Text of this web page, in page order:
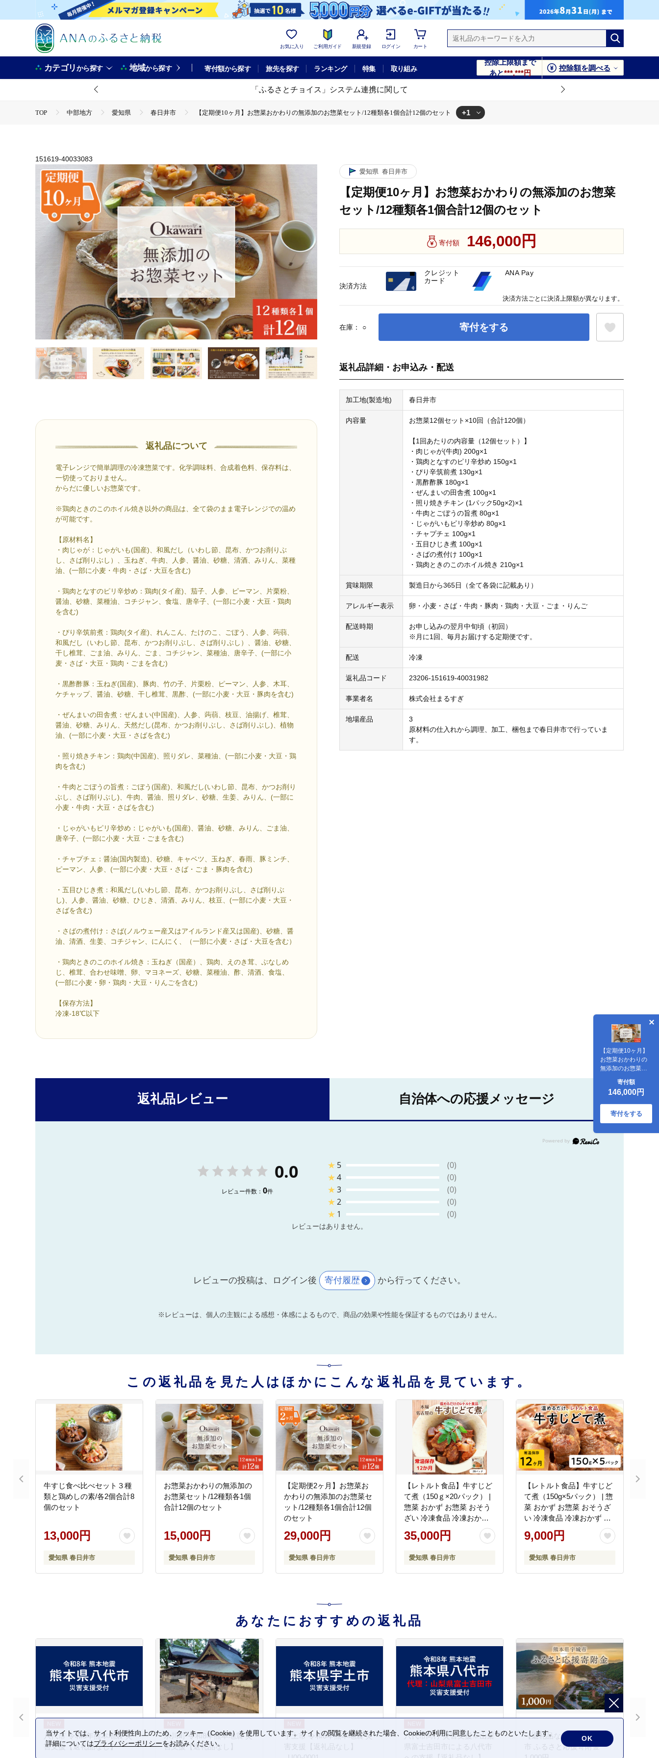
お気に入り ご利用ガイド 新規登録 ログイン カート
カテゴリから探す 地域から探す 寄付額から探す 旅先を探す ランキング 特集 取り組み
控除上限額まで
あと***,***円
控除額を調べる
「ふるさとチョイス」システム連携に関して
TOP 中部地方 愛知県 春日井市 【定期便10ヶ月】お惣菜おかわりの無添加のお惣菜セット/12種類各1個合計12個のセット +1
151619-40033083
返礼品について
電子レンジで簡単調理の冷凍惣菜です。化学調味料、合成着色料、保存料は、
一切使っておりません。
からだに優しいお惣菜です。
※鶏肉ときのこのホイル焼き以外の商品は、全て袋のまま電子レンジでの温め
が可能です。
【原材料名】
・肉じゃが：じゃがいも(国産)、和風だし（いわし節、昆布、かつお削りぶ
し、さば削りぶし）、玉ねぎ、牛肉、人参、醤油、砂糖、清酒、みりん、菜種
油、(一部に小麦・牛肉・さば・大豆を含む)
・鶏肉となすのピリ辛炒め：鶏肉(タイ産)、茄子、人参、ピーマン、片栗粉、
醤油、砂糖、菜種油、コチジャン、食塩、唐辛子、(一部に小麦・大豆・鶏肉
を含む)
・ぴり辛筑前煮：鶏肉(タイ産)、れんこん、たけのこ、ごぼう、人参、蒟蒻、
和風だし（いわし節、昆布、かつお削りぶし、さば削りぶし）、醤油、砂糖、
干し椎茸、ごま油、みりん、ごま、コチジャン、菜種油、唐辛子、(一部に小
麦・さば・大豆・鶏肉・ごまを含む)
・黒酢酢豚：玉ねぎ(国産)、豚肉、竹の子、片栗粉、ピーマン、人参、木耳、
ケチャップ、醤油、砂糖、干し椎茸、黒酢、(一部に小麦・大豆・豚肉を含む)
・ぜんまいの田舎煮：ぜんまい(中国産)、人参、蒟蒻、枝豆、油揚げ、椎茸、
醤油、砂糖、みりん、天然だし(昆布、かつお削りぶし、さば削りぶし)、植物
油、(一部に小麦・大豆・さばを含む)
・照り焼きチキン：鶏肉(中国産)、照りダレ、菜種油、(一部に小麦・大豆・鶏
肉を含む)
・牛肉とごぼうの旨煮：ごぼう(国産)、和風だし(いわし節、昆布、かつお削り
ぶし、さば削りぶし)、牛肉、醤油、照りダレ、砂糖、生姜、みりん、(一部に
小麦・牛肉・大豆・さばを含む)
・じゃがいもピリ辛炒め：じゃがいも(国産)、醤油、砂糖、みりん、ごま油、
唐辛子、(一部に小麦・大豆・ごまを含む)
・チャプチェ：醤油(国内製造)、砂糖、キャベツ、玉ねぎ、春雨、豚ミンチ、
ピーマン、人参、(一部に小麦・大豆・さば・ごま・豚肉を含む)
・五目ひじき煮：和風だし(いわし節、昆布、かつお削りぶし、さば削りぶ
し)、人参、醤油、砂糖、ひじき、清酒、みりん、枝豆、(一部に小麦・大豆・
さばを含む)
・さばの煮付け：さば(ノルウェー産又はアイルランド産又は国産)、砂糖、醤
油、清酒、生姜、コチジャン、にんにく、（一部に小麦・さば・大豆を含む）
・鶏肉ときのこのホイル焼き：玉ねぎ（国産）、鶏肉、えのき茸、ぶなしめ
じ、椎茸、合わせ味噌、卵、マヨネーズ、砂糖、菜種油、酢、清酒、食塩、
(一部に小麦・卵・鶏肉・大豆・りんごを含む)
【保存方法】
冷凍-18℃以下
愛知県 春日井市
【定期便10ヶ月】お惣菜おかわりの無添加のお惣菜
セット/12種類各1個合計12個のセット
寄付額 146,000円
在庫： ○ 寄付をする
【定期便10ヶ月】
お惣菜おかわりの
無添加のお惣菜セ
ット/12種類各1個
合計12個のセット
寄付額
146,000円
寄付をする
返礼品詳細・お申込み・配送
加工地(製造地) 春日井市
内容量 お惣菜12個セット×10回（合計120個）
【1回あたりの内容量（12個セット）】
・肉じゃが(牛肉) 200g×1
・鶏肉となすのピリ辛炒め 150g×1
・ぴり辛筑前煮 130g×1
・黒酢酢豚 180g×1
・ぜんまいの田舎煮 100g×1
・照り焼きチキン (1パック50g×2)×1
・牛肉とごぼうの旨煮 80g×1
・じゃがいもピリ辛炒め 80g×1
・チャプチェ 100g×1
・五目ひじき煮 100g×1
・さばの煮付け 100g×1
・鶏肉ときのこのホイル焼き 210g×1
賞味期限 製造日から365日（全て各袋に記載あり）
アレルギー表示 卵・小麦・さば・牛肉・豚肉・鶏肉・大豆・ごま・りんご
配送時期
お申し込みの翌月中旬頃（初回）
※月に1回、毎月お届けする定期便です。
配送 冷凍
返礼品コード 23206-151619-40031982
事業者名 株式会社まるすぎ
地場産品
3
原材料の仕入れから調理、加工、梱包まで春日井市で行っていま
す。
決済方法
クレジット
カード
ANA Pay
決済方法ごとに決済上限額が異なります。
返礼品レビュー 自治体への応援メッセージ
0.0
レビュー件数： 0件
★ 5
(0)
★4
(0)
★3
(0)
★2
(0)
★ 1 (0)
レビューはありません。
レビューの投稿は、ログイン後 寄付履歴 から行ってください。
※レビューは、個人の主観による感想・体感によるもので、商品の効果や性能を保証するものではありません。
この返礼品を見た人はほかにこんな返礼品を見ています。
牛すじ食べ比べセット３種
類と鶏めしの素/各2個合計8
個のセット
13,000円
愛知県 春日井市
お惣菜おかわりの無添加の
お惣菜セット/12種類各1個
合計12個のセット
15,000円
愛知県 春日井市
【定期便2ヶ月】お惣菜お
かわりの無添加のお惣菜セ
ット/12種類各1個合計12個
のセット
29,000円
愛知県 春日井市
【レトルト食品】牛すじど
て煮（150ｇ×20パック） |
惣菜 おかず お惣菜 おそう
ざい 冷凍食品 冷凍おかず
電子レンジ レンチン 温め
るだけ 手軽 簡単 かんたん
だし 無添加 詰め合わせ 煮
物 野菜 まとめ買い 牛すじ
35,000円
愛知県 春日井市
【レトルト食品】牛すじど
て煮（150g×5パック） | 惣
菜 おかず お惣菜 おそうざ
い 冷凍食品 冷凍おかず 電
子レンジ レンチン 温める
だけ 手軽 簡単 かんたん 時
し 無添加 詰め合わせ 煮物
野菜 まとめ買い 牛すじど
9,000円
愛知県 春日井市
あなたにおすすめの返礼品
八代市 令和8年熊本地震 災
害支援【返礼品なし】
氷川町 令和8年熊本地震 災
害支援【返礼品なし】
宇土市 令和8年熊本地震 災
害支援【返礼品なし】
八代市向け 災害支援※山梨
県富士吉田市による八代市
【返礼品なし】熊本県宇城
市 ふるさと応援寄附金
当サイトでは、サイト利便性向上のため、クッキー（Cookie）を使用しています。サイトの閲覧を継続された場合、Cookieの利用に同意したことものといたします。
詳細についてはプライバシーポリシーをお読みください。
OK